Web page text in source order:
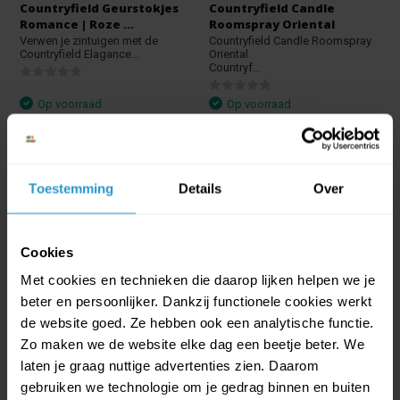
Toestemming Details Over
Cookies
Met cookies en technieken die daarop lijken helpen we je
beter en persoonlijker. Dankzij functionele cookies werkt
de website goed. Ze hebben ook een analytische functie.
Zo maken we de website elke dag een beetje beter. We
laten je graag nuttige advertenties zien. Daarom
gebruiken we technologie om je gedrag binnen en buiten
Countryfield Geurstokjes
Romance | Roze ...
Verwen je zintuigen met de
Countryfield Elagance...
Op voorraad
Countryfield Candle
Roomspray Oriental
Countryfield Candle Roomspray
Oriental
Countryf...
Op voorraad
Countryfield Candle
Roomspray Romance
Countryfield Candle Roomspray
Countryfield Geurstokjes
Oriental 200 ml
Plaats de stokjes in de diffuser